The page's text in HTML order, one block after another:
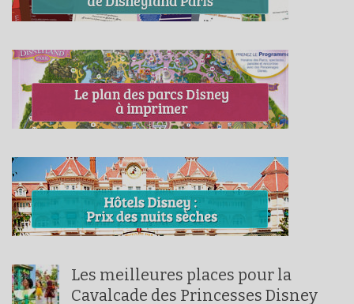
Les meilleures places pour la
Cavalcade des Princesses Disney